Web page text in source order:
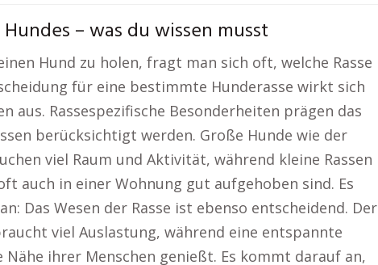
– was du wissen musst
Hund zu holen, fragt man sich oft, welche Rasse
für eine bestimmte Hunderasse wirkt sich
aus. Rassespezifische Besonderheiten prägen das
berücksichtigt werden. Große Hunde wie der
viel Raum und Aktivität, während kleine Rassen
auch in einer Wohnung gut aufgehoben sind. Es
Das Wesen der Rasse ist ebenso entscheidend. Der
viel Auslastung, während eine entspannte
Nähe ihrer Menschen genießt. Es kommt darauf an,